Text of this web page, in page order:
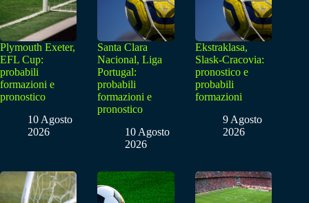
Plymouth Exeter,
EFL Cup:
probabili
formazioni e
pronostico
10 Agosto
2026
Santa Clara
Nacional, Liga
Portugal:
probabili
formazioni e
pronostico
10 Agosto
2026
Ekstraklasa,
Slask-Cracovia:
pronostico e
probabili
formazioni
9 Agosto
2026